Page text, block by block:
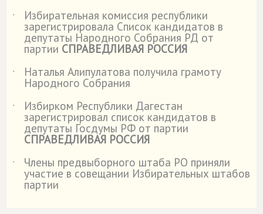
˙
Избирательная комиссия республики
зарегистрировала Список кандидатов в
депутаты Народного Собрания РД от
партии СПРАВЕДЛИВАЯ РОССИЯ
˙
Наталья Алипулатова получила грамоту
Народного Собрания
˙
Избирком Республики Дагестан
зарегистрировал список кандидатов в
депутаты Госдумы РФ от партии
СПРАВЕДЛИВАЯ РОССИЯ
˙
Члены предвыборного штаба РО приняли
участие в совещании Избирательных штабов
партии